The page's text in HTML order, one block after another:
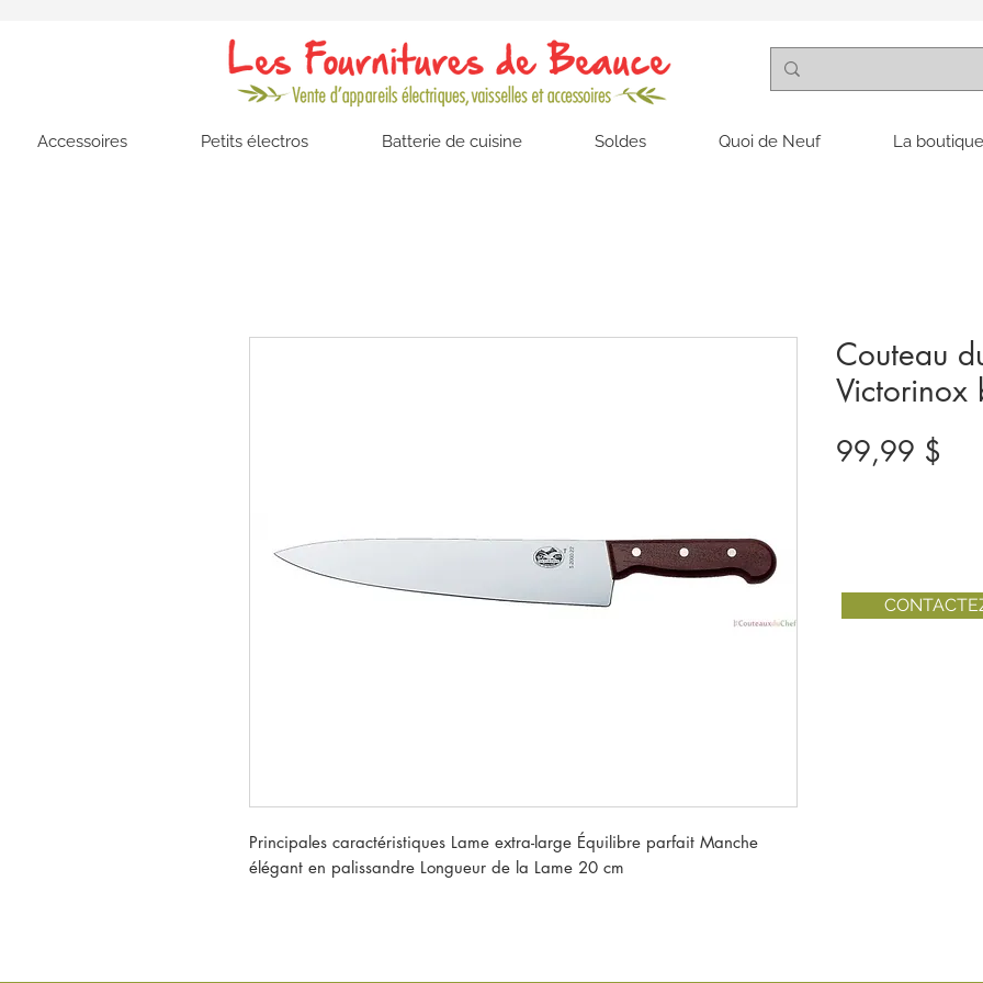
Accessoires Petits électros Batterie de cuisine Soldes Quoi de Neuf La
Principales caractéristiques Lame extra-large Équilibre parfait Manche
élégant en palissandre Longueur de la Lame 20 cm
Couteau
Victorinox
99,99 $